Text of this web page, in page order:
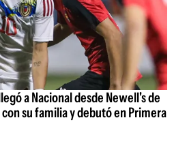
a Nacional desde Newell's de
su familia y debutó en Primera